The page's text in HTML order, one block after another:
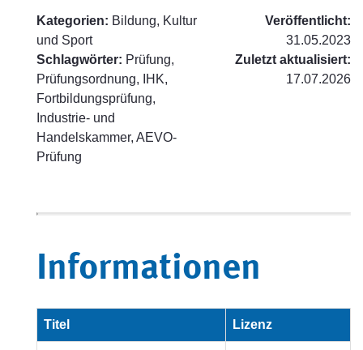
Kategorien: Bildung, Kultur
und Sport
Schlagwörter: Prüfung,
Prüfungsordnung, IHK,
Fortbildungsprüfung,
Industrie- und
Handelskammer, AEVO-
Prüfung
Veröffentlicht:
31.05.2023
Zuletzt aktualisiert:
17.07.2026
Informationen
Titel Lizenz